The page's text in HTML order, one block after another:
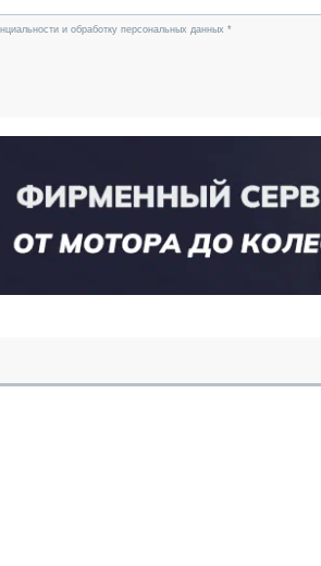
и обработку персональных данных *